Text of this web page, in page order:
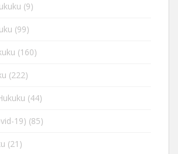
(9)
(99)
(160)
(222)
(44)
19) (85)
(21)